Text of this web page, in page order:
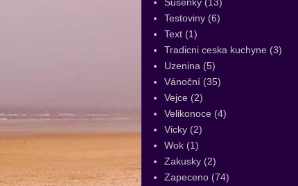
Testoviny (6)
Text (1)
Tradicni ceska kuchyne (3)
Uzenina (5)
Vánoční (35)
Vejce (2)
Velikonoce (4)
Vicky (2)
Wok (1)
Zakusky (2)
Zapeceno (74)